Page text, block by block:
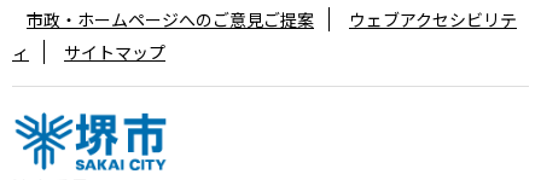
市政・ホームページへのご意見ご提案
ウェブアクセシビリテ
ィ
サイトマップ